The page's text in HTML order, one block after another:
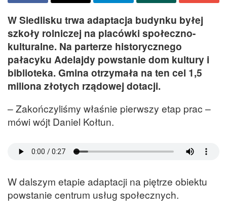
W Siedlisku trwa adaptacja budynku byłej
szkoły rolniczej na placówki społeczno-
kulturalne. Na parterze historycznego
pałacyku Adelajdy powstanie dom kultury i
biblioteka. Gmina otrzymała na ten cel 1,5
miliona złotych rządowej dotacji.
– Zakończyliśmy właśnie pierwszy etap prac –
mówi wójt Daniel Kołtun.
W dalszym etapie adaptacji na piętrze obiektu
powstanie centrum usług społecznych.